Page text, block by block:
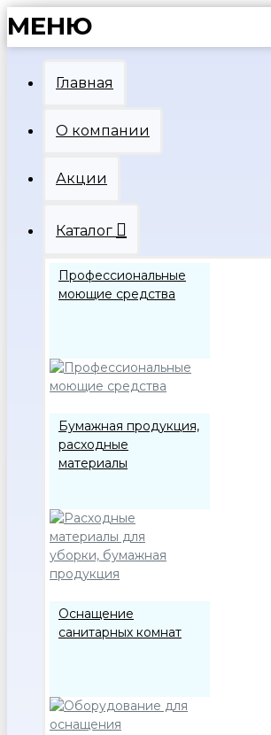
МЕНЮ
Главная
О компании
Акции
Каталог
Профессиональные
моющие средства
Бумажная продукция,
расходные
материалы
Оснащение
санитарных комнат